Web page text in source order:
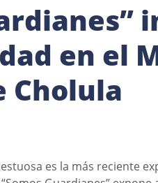
en el
Cholula
es la más reciente